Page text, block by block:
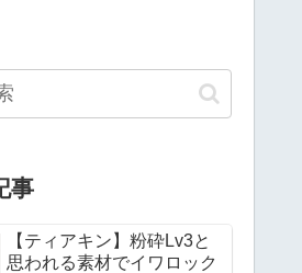
事
【ティアキン】粉砕Lv3と
思われる素材でイワロック